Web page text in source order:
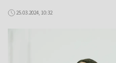
25.03.2024, 10:32